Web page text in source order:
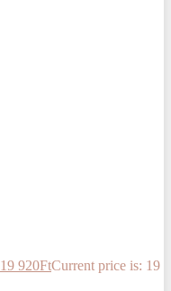
19 920FtCurrent price is: 19